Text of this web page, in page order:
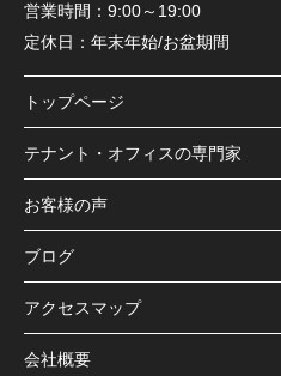
営業時間： 9:00～19:00
定休日： 年末年始/お盆期間
トップページ
テナント・オフィスの専門家
お客様の声
ブログ
アクセスマップ
会社概要